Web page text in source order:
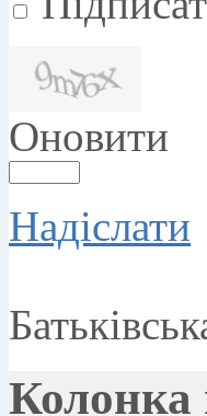
Оновити
Надіслати
Колонка